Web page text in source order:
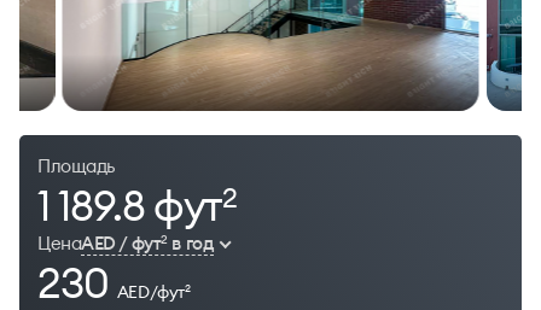
Площадь
1 189.8 фут2
ЦенаAED / фут2в год
230 AED/фут2